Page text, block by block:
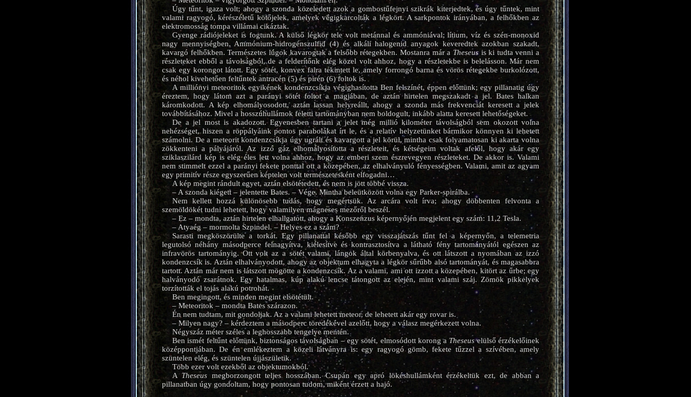
Úgy tűnt, igaza volt; ahogy a szonda közeledett azok a gombostűfejnyi szikrák kiterjedtek, és úgy tűntek, mint
valami ragyogó, kérészéletű kötőjelek, amelyek végigkarcolták a légkört. A sarkpontok irányában, a felhőkben az
elektromosság tompa villámai cikáztak.
Gyenge rádiójeleket is fogtunk. A külső légkör tele volt metánnal és ammóniával; lítium, víz és szén-monoxid
nagy mennyiségben. Ammónium-hidrogénszulfid (4) és alkáli halogenid anyagok keveredtek azokban szakadt,
kavargó felhőkben. Természetes lúgok kavarogtak a felsőbb rétegekben. Mostanra már a Theseusis ki tudta venni a
részleteket ebből a távolságból, de a felderítőnk elég közel volt ahhoz, hogy a részletekbe is belelásson. Már nem
csak egy korongot látott. Egy sötét, konvex falra tekintett le, amely forrongó barna és vörös rétegekbe burkolózott,
és néhol kivehetően feltűntek antracén (5) és pirén (6) foltok is.
A milliónyi meteoritok egyikének kondenzcsíkja végighasította Ben felszínét, éppen előttünk; egy pillanatig úgy
éreztem, hogy látom azt a parányi sötét foltot a magjában, de aztán hirtelen megszakadt a jel. Bates halkan
káromkodott. A kép elhomályosodott, aztán lassan helyreállt, ahogy a szonda más frekvenciát keresett a jelek
továbbításához. Mivel a hosszúhullámok feletti tartományban nem boldogult, inkább alatta keresett lehetőségeket.
De a jel most is akadozott. Egyenesben tartani a jelet még millió kilométer távolságból sem okozott volna
nehézséget, hiszen a röppályáink pontos parabolákat írt le, és a relatív helyzetünket bármikor könnyen ki lehetett
számolni. De a meteorit kondenzcsíkja úgy ugrált és kavargott a jel körül, mintha csak folyamatosan ki akarta volna
zökkenteni a pályájáról. Az izzó gáz elhomályosította a részleteit, és kétségeim voltak afelől, hogy akár egy
sziklaszilárd kép is elég éles lett volna ahhoz, hogy az emberi szem észrevegyen részleteket. De akkor is. Valami
nem stimmelt ezzel a parányi fekete ponttal ott a közepében, az elhalványuló fényességben. Valami, amit az agyam
egy primitív része egyszerűen képtelen volt természetesként elfogadni…
A kép megint rándult egyet, aztán elsötétedett, és nem is jött többé vissza.
– A szonda kiégett – jelentette Bates. – Vége. Mintha beleütközött volna egy Parker-spirálba.
Nem kellett hozzá különösebb tudás, hogy megértsük. Az arcára volt írva; ahogy döbbenten felvonta a
szemöldökét tudni lehetett, hogy valamilyen mágneses mezőről beszél.
– Ez – mondta, aztán hirtelen elhallgatott, ahogy a Konszenzus képernyőjén megjelent egy szám: 11,2 Tesla.
– Atyaég – mormolta Szpindel. – Helyes ez a szám?
Sarasti megköszörülte a torkát. Egy pillanattal később egy visszajátszás tűnt fel a képernyőn, a telemetria
legutolsó néhány másodperce felnagyítva, kiélesítve és kontrasztosítva a látható fény tartományától egészen az
infravörös tartományig. Ott volt az a sötét valami, lángok által körbenyalva, és ott látszott a nyomában az izzó
kondenzcsík is. Aztán elhalványodott, ahogy az objektum elhagyta a légkör sűrűbb alsó tartományát, és magasabbra
tartott. Aztán már nem is látszott mögötte a kondenzcsík. Az a valami, ami ott izzott a közepében, kitört az űrbe; egy
halványodó zsarátnok. Egy hatalmas, kúp alakú lencse tátongott az elején, mint valami száj. Zömök pikkelyek
torzították el tojás alakú potrohát.
Ben megingott, és minden megint elsötétült.
– Meteoritok – mondta Bates szárazon.
Én nem tudtam, mit gondoljak. Az a valami lehetett meteor, de lehetett akár egy rovar is.
– Milyen nagy? – kérdeztem a másodperc töredékével azelőtt, hogy a válasz megérkezett volna.
Négyszáz méter széles a leghosszabb tengelye mentén.
Ben ismét feltűnt előttünk, biztonságos távolságban – egy sötét, elmosódott korong aTheseuselülső érzékelőinek
középpontjában. De én emlékeztem a közeli látványra is: egy ragyogó gömb, fekete tűzzel a szívében, amely
szüntelen elég, és szüntelen újjászületik.
Több ezer volt ezekből az objektumokból.
A Theseus megborzongott teljes hosszában. Csupán egy apró lökéshullámként érzékeltük ezt, de abban a
pillanatban úgy gondoltam, hogy pontosan tudom, miként érzett a hajó.